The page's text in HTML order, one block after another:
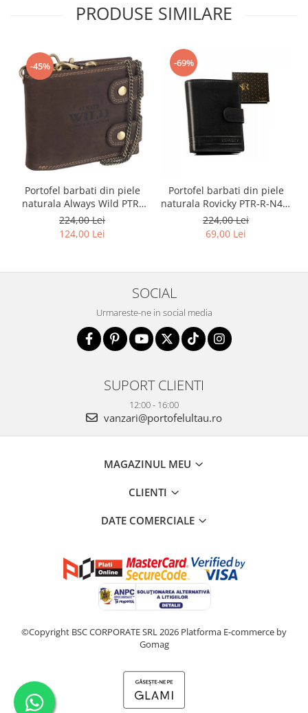
PRODUSE SIMILARE
-45%
Portofel barbati din piele
naturala Always Wild PTR-
2900-BIC
224,00 Lei
124,00 Lei
-69%
Portofel barbati din piele
naturala Rovicky PTR-R-N4L-
GAT-8922 B+B
224,00 Lei
69,00 Lei
SOCIAL
Urmareste-ne in social media
SUPORT CLIENTI
12:00 - 16:00
vanzari@portofelultau.ro
MAGAZINUL MEU
CLIENTI
DATE COMERCIALE
©Copyright BSC CORPORATE SRL 2026 Platforma E-commerce by
Gomag